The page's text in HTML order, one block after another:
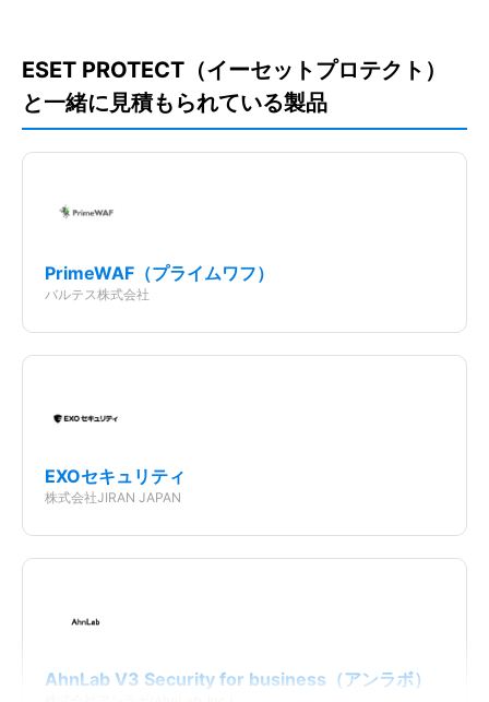
自動アップデート
要問い合わせ
メール保護
ファイアウォールシステム
自動アップデート
ESET PROTECT（イーセットプロテクト）
と一緒に見積もられている製品
PrimeWAF（プライムワフ）
バルテス株式会社
EXOセキュリティ
株式会社JIRAN JAPAN
AhnLab V3 Security for business（アンラボ）